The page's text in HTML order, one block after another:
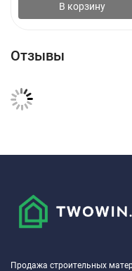
В корзину
Отзывы
Продажа строительных